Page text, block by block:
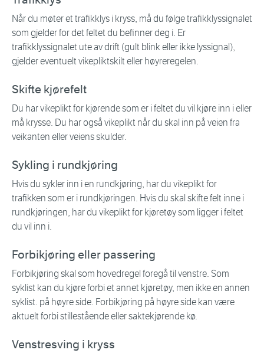
Når du møter et trafikklys i kryss, må du følge trafikklyssignalet
som gjelder for det feltet du befinner deg i. Er
trafikklyssignalet ute av drift (gult blink eller ikke lyssignal),
gjelder eventuelt vikepliktskilt eller høyreregelen.
Skifte kjørefelt
Du har vikeplikt for kjørende som er i feltet du vil kjøre inn i eller
må krysse. Du har også vikeplikt når du skal inn på veien fra
veikanten eller veiens skulder.
Sykling i rundkjøring
Hvis du sykler inn i en rundkjøring, har du vikeplikt for
trafikken som er i rundkjøringen. Hvis du skal skifte felt inne i
rundkjøringen, har du vikeplikt for kjøretøy som ligger i feltet
du vil inn i.
Forbikjøring eller passering
Forbikjøring skal som hovedregel foregå til venstre. Som
syklist kan du kjøre forbi et annet kjøretøy, men ikke en annen
syklist. på høyre side. Forbikjøring på høyre side kan være
aktuelt forbi stillestående eller saktekjørende kø.
Venstresving i kryss